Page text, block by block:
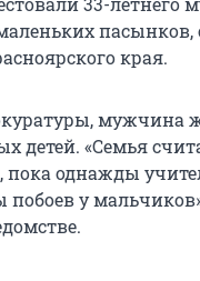
края.
мужчина
детей. «Семья
пока однажды
побоев у